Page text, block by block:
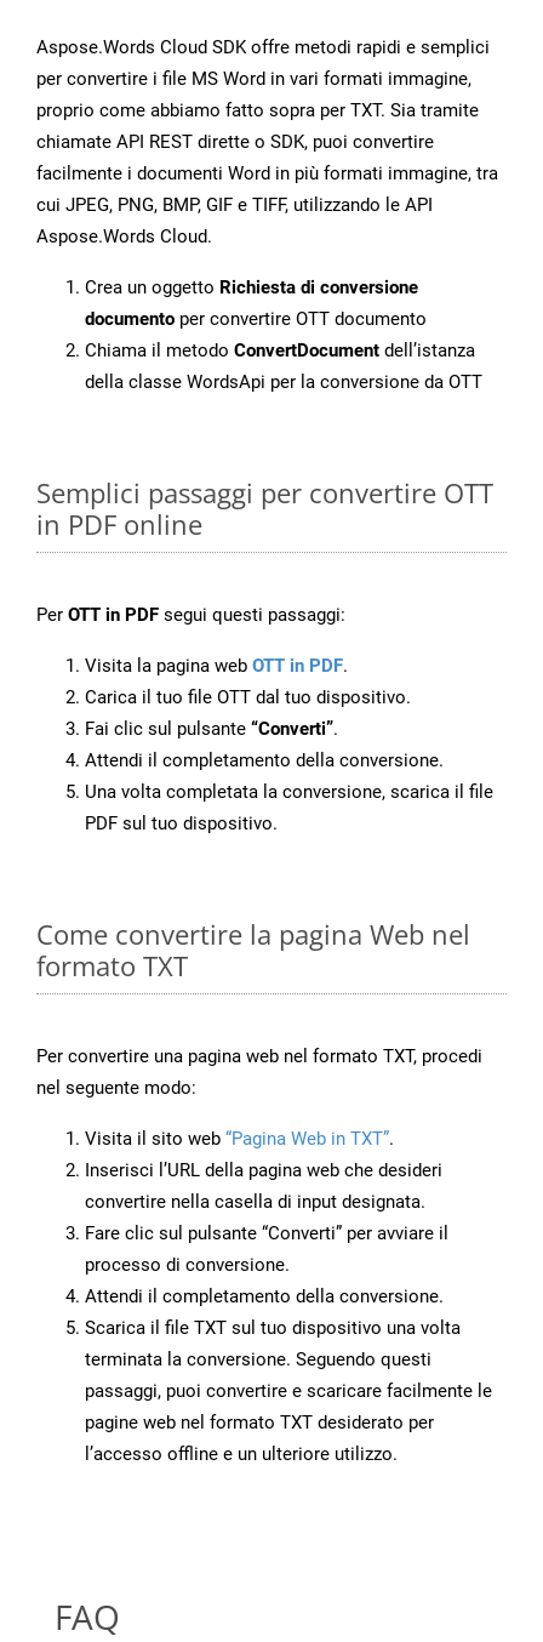
Aspose.Words Cloud SDK offre metodi rapidi e semplici
per convertire i file MS Word in vari formati immagine,
proprio come abbiamo fatto sopra per TXT. Sia tramite
chiamate API REST dirette o SDK, puoi convertire
facilmente i documenti Word in più formati immagine, tra
cui JPEG, PNG, BMP, GIF e TIFF, utilizzando le API
Aspose.Words Cloud.
Crea un oggetto Richiesta di conversione
documento per convertire OTT documento
Chiama il metodo ConvertDocument dell’istanza
della classe WordsApi per la conversione da OTT
Semplici passaggi per convertire OTT
in PDF online
Per OTT in PDF segui questi passaggi:
Visita la pagina web OTT in PDF.
Carica il tuo file OTT dal tuo dispositivo.
Fai clic sul pulsante “Converti”.
Attendi il completamento della conversione.
Una volta completata la conversione, scarica il file
PDF sul tuo dispositivo.
Come convertire la pagina Web nel
formato TXT
Per convertire una pagina web nel formato TXT, procedi
nel seguente modo:
Visita il sito web “Pagina Web in TXT”.
Inserisci l’URL della pagina web che desideri
convertire nella casella di input designata.
Fare clic sul pulsante “Converti” per avviare il
processo di conversione.
Attendi il completamento della conversione.
Scarica il file TXT sul tuo dispositivo una volta
terminata la conversione. Seguendo questi
passaggi, puoi convertire e scaricare facilmente le
pagine web nel formato TXT desiderato per
l’accesso offline e un ulteriore utilizzo.
FAQ